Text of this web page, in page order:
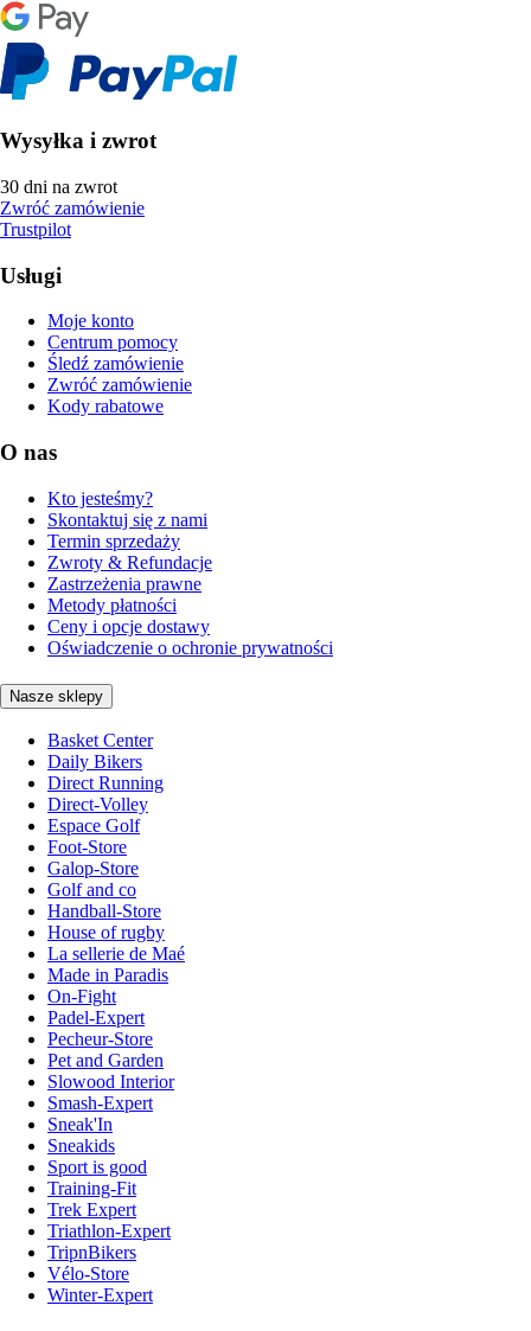
Wysyłka i zwrot
30 dni na zwrot
Zwróć zamówienie
Trustpilot
Usługi
Moje konto
Centrum pomocy
Śledź zamówienie
Zwróć zamówienie
Kody rabatowe
O nas
Kto jesteśmy?
Skontaktuj się z nami
Termin sprzedaży
Zwroty & Refundacje
Zastrzeżenia prawne
Metody płatności
Ceny i opcje dostawy
Oświadczenie o ochronie prywatności
Nasze sklepy
Basket Center
Daily Bikers
Direct Running
Direct-Volley
Espace Golf
Foot-Store
Galop-Store
Golf and co
Handball-Store
House of rugby
La sellerie de Maé
Made in Paradis
On-Fight
Padel-Expert
Pecheur-Store
Pet and Garden
Slowood Interior
Smash-Expert
Sneak'In
Sneakids
Sport is good
Training-Fit
Trek Expert
Triathlon-Expert
TripnBikers
Vélo-Store
Winter-Expert